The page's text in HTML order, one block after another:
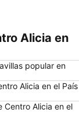
Alicia en
popular en
Alicia en el País
Centro Alicia en el